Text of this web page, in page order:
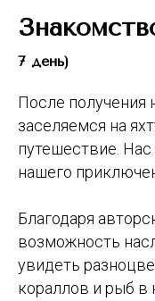
7 день)
После получения
заселяемся на
путешествие.
нашего
Благодаря
возможность
увидеть
кораллов и рыб в